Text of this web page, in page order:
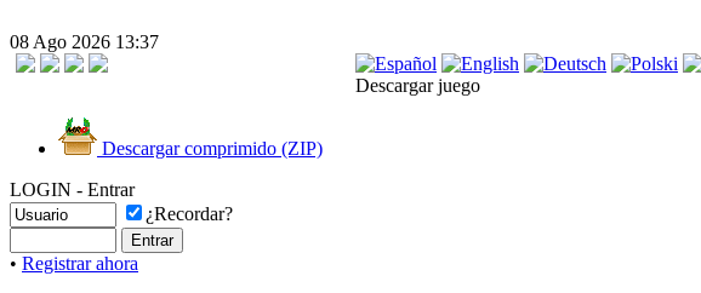
08 Ago 2026 13:37
Descargar juego
Descargar comprimido (ZIP)
LOGIN - Entrar
¿Recordar?
• Registrar ahora